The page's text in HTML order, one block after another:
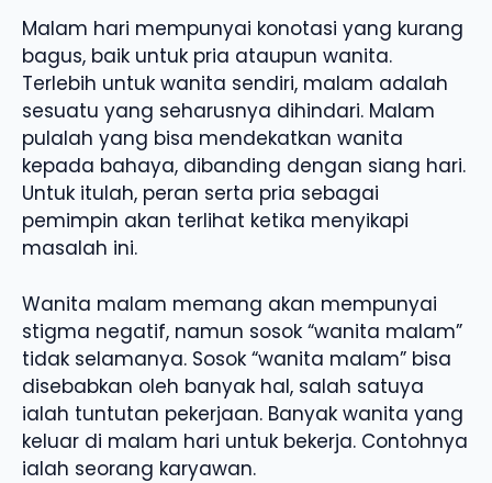
Malam hari mempunyai konotasi yang kurang
bagus, baik untuk pria ataupun wanita.
Terlebih untuk wanita sendiri, malam adalah
sesuatu yang seharusnya dihindari. Malam
pulalah yang bisa mendekatkan wanita
kepada bahaya, dibanding dengan siang hari.
Untuk itulah, peran serta pria sebagai
pemimpin akan terlihat ketika menyikapi
masalah ini.
Wanita malam memang akan mempunyai
stigma negatif, namun sosok “wanita malam”
tidak selamanya. Sosok “wanita malam” bisa
disebabkan oleh banyak hal, salah satuya
ialah tuntutan pekerjaan. Banyak wanita yang
keluar di malam hari untuk bekerja. Contohnya
ialah seorang karyawan.